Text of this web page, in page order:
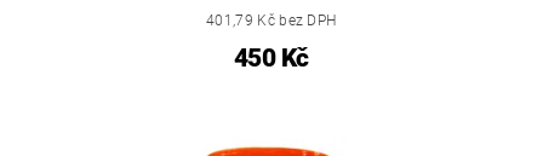
401,79 Kč bez DPH
450 Kč